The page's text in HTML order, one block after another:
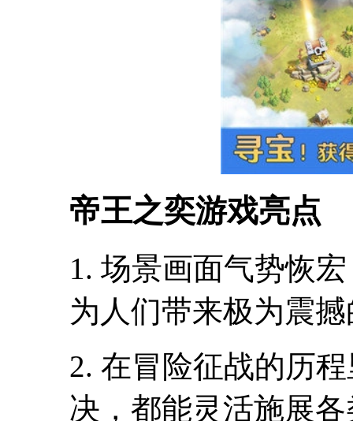
帝王之奕游戏亮点
1. 场景画面气势恢
为人们带来极为震
2. 在冒险征战的历
决，都能灵活施展